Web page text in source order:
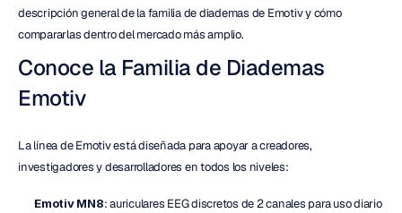
descripción general de la familia de diademas de Emotiv y cómo
compararlas dentro del mercado más amplio.
Conoce la Familia de Diademas
Emotiv
La línea de Emotiv está diseñada para apoyar a creadores,
investigadores y desarrolladores en todos los niveles:
Emotiv MN8: auriculares EEG discretos de 2 canales para uso diario